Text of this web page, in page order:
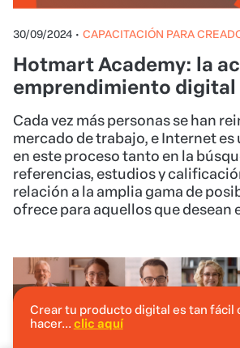
30/09/2024 • CAPACITACIÓN PARA
Hotmart Academy: la
emprendimiento
Cada vez más personas se han
mercado de trabajo, e Internet es
en este proceso tanto en la
referencias, estudios y
relación a la amplia gama de
ofrece para aquellos que desean
En Hotmart puedes crear tu
Crear tu producto digital es tan fácil
hacer... clic aquí